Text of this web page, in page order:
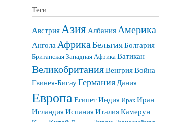
Теги
Австрия Азия АлбанияАмерика
Ангола АфрикаБельгияБолгария
Британская Западная АфрикаВатикан
ВеликобританияВенгрияВойна
Гвинея-БисауГермания Дания
ЕвропаЕгипетИндияИракИран
ИсландияИспанияИталияКамерун